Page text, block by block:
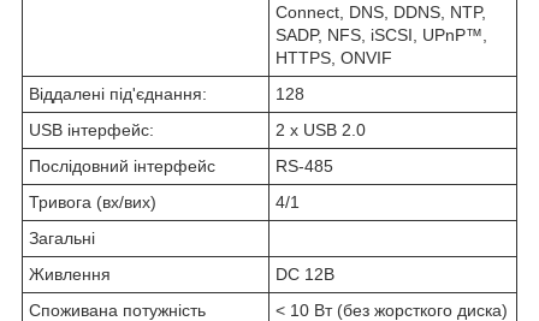
Connect, DNS, DDNS, NTP,
SADP, NFS, iSCSI, UPnP™,
HTTPS, ONVIF
Віддалені під'єднання:
128
USB інтерфейс:
2 х USB 2.0
Послідовний інтерфейс
RS-485
Тривога (вх/вих)
4/1
Загальні
Живлення
DC 12В
Споживана потужність
< 10 Вт (без жорсткого диска)